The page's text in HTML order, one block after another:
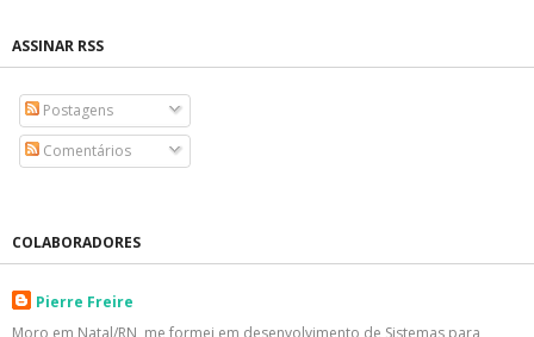
ASSINAR RSS
Postagens
Comentários
COLABORADORES
Pierre Freire
Moro em Natal/RN, me formei em desenvolvimento de Sistemas para